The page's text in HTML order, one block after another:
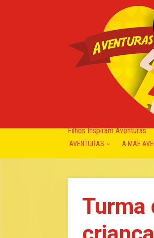
Filhos Inspiram Aventuras
AVENTURAS A MÃE
Turma